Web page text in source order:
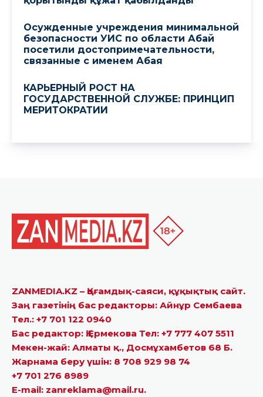
ZANMEDIA.KZ – Қоғамдық-саяси, құқықтық сайт.
Заң газетінің бас редакторы: Айнұр Сембаева
Тел.: +7 701 122 0940
Бас редактор: Қ.Ермекова Тел: +7 777 407 5511
Мекен-жай: Алматы қ., Досмұхамбетов 68 Б.
Жарнама беру үшін: 8 708 929 98 74
+7 701 276 8989
E-mail: zanreklama@mail.ru.